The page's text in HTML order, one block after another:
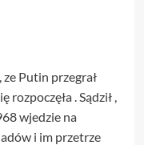
Putin przegrał
. Sądził ,
wjedzie na
i im przetrze